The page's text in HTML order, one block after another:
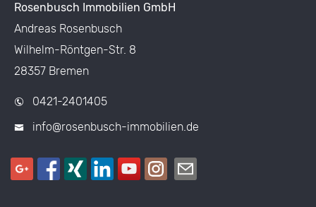
Rosenbusch Immobilien GmbH
Andreas Rosenbusch
Wilhelm-Röntgen-Str. 8
28357 Bremen
0421-2401405
info@rosenbusch-immobilien.de